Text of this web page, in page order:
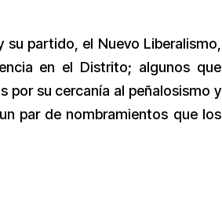
partido, el Nuevo Liberalismo,
en el Distrito; algunos que
por su cercanía al peñalosismo y
par de nombramientos que los